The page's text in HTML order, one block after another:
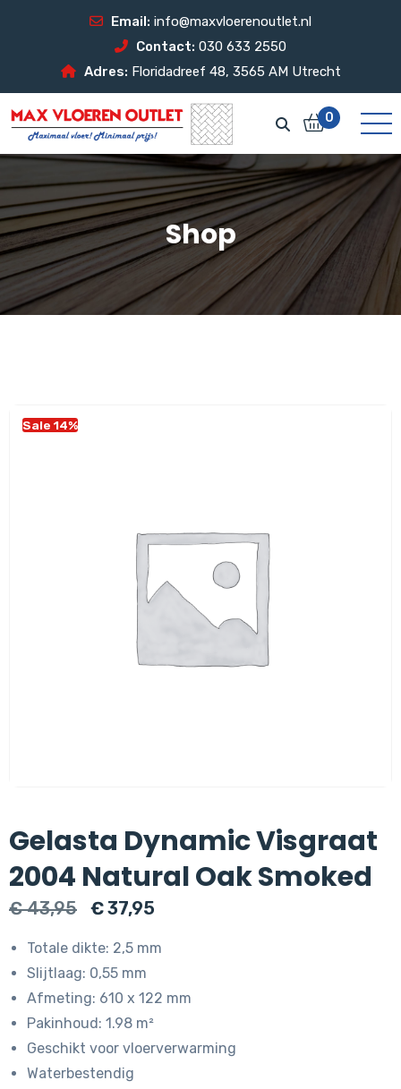
Email: info@maxvloerenoutlet.nl
Contact: 030 633 2550
Adres: Floridadreef 48, 3565 AM Utrecht
0
Shop
Sale 14%
Gelasta Dynamic Visgraat
2004 Natural Oak Smoked
€43,95
Oorspronkelijke
€ 43,95.
€37,95
€ 37,95.
Totale dikte: 2,5 mm
Slijtlaag: 0,55 mm
Afmeting: 610 x 122 mm
Pakinhoud: 1.98 m²
Geschikt voor vloerverwarming
Waterbestendig